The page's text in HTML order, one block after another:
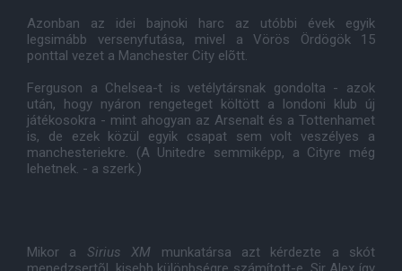
Azonban az idei bajnoki harc az utóbbi évek egyik
legsimább versenyfutása, mivel a Vörös Ördögök 15
ponttal vezet a Manchester City elõtt.
Ferguson a Chelsea-t is vetélytársnak gondolta - azok
után, hogy nyáron rengeteget költött a londoni klub új
játékosokra - mint ahogyan az Arsenalt és a Tottenhamet
is, de ezek közül egyik csapat sem volt veszélyes a
manchesteriekre. (A Unitedre semmiképp, a Cityre még
lehetnek. - a szerk.)
Mikor a Sirius XM munkatársa azt kérdezte a skót